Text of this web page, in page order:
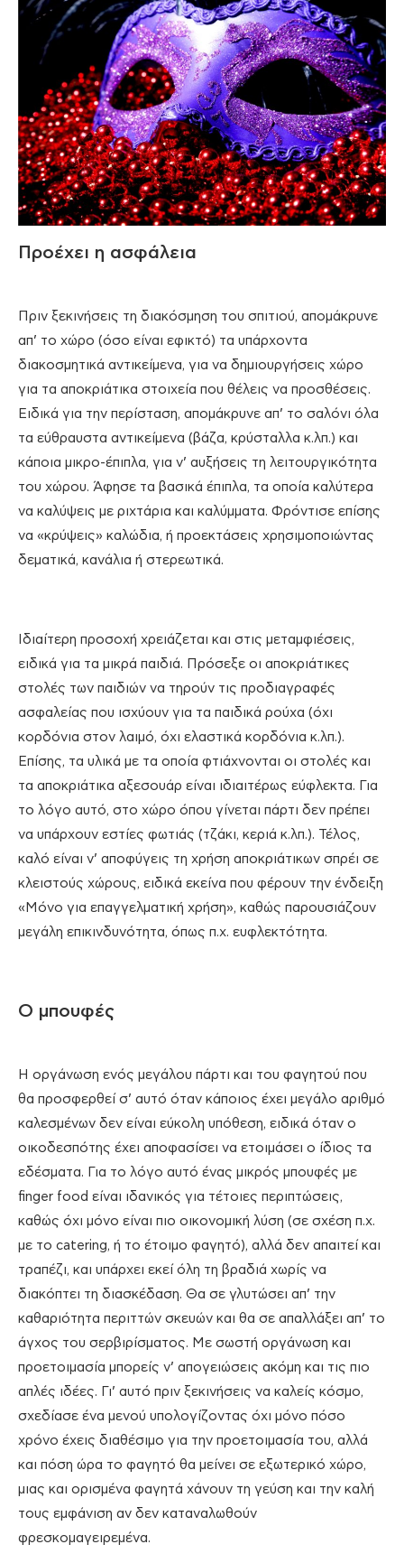
Προέχει η ασφάλεια
Πριν ξεκινήσεις τη διακόσμηση του σπιτιού, απομάκρυνε
απ’ το χώρο (όσο είναι εφικτό) τα υπάρχοντα
διακοσμητικά αντικείμενα, για να δημιουργήσεις χώρο
για τα αποκριάτικα στοιχεία που θέλεις να προσθέσεις.
Ειδικά για την περίσταση, απομάκρυνε απ’ το σαλόνι όλα
τα εύθραυστα αντικείμενα (βάζα, κρύσταλλα κ.λπ.) και
κάποια μικρο-έπιπλα, για ν’ αυξήσεις τη λειτουργικότητα
του χώρου. Άφησε τα βασικά έπιπλα, τα οποία καλύτερα
να καλύψεις με ριχτάρια και καλύμματα. Φρόντισε επίσης
να «κρύψεις» καλώδια, ή προεκτάσεις χρησιμοποιώντας
δεματικά, κανάλια ή στερεωτικά.
Ιδιαίτερη προσοχή χρειάζεται και στις μεταμφιέσεις,
ειδικά για τα μικρά παιδιά. Πρόσεξε οι αποκριάτικες
στολές των παιδιών να τηρούν τις προδιαγραφές
ασφαλείας που ισχύουν για τα παιδικά ρούχα (όχι
κορδόνια στον λαιμό, όχι ελαστικά κορδόνια κ.λπ.).
Επίσης, τα υλικά με τα οποία φτιάχνονται οι στολές και
τα αποκριάτικα αξεσουάρ είναι ιδιαιτέρως εύφλεκτα. Για
το λόγο αυτό, στο χώρο όπου γίνεται πάρτι δεν πρέπει
να υπάρχουν εστίες φωτιάς (τζάκι, κεριά κ.λπ.). Τέλος,
καλό είναι ν’ αποφύγεις τη χρήση αποκριάτικων σπρέι σε
κλειστούς χώρους, ειδικά εκείνα που φέρουν την ένδειξη
«Μόνο για επαγγελματική χρήση», καθώς παρουσιάζουν
μεγάλη επικινδυνότητα, όπως π.χ. ευφλεκτότητα.
Ο μπουφές
Η οργάνωση ενός μεγάλου πάρτι και του φαγητού που
θα προσφερθεί σ’ αυτό όταν κάποιος έχει μεγάλο αριθμό
καλεσμένων δεν είναι εύκολη υπόθεση, ειδικά όταν ο
οικοδεσπότης έχει αποφασίσει να ετοιμάσει ο ίδιος τα
εδέσματα. Για το λόγο αυτό ένας μικρός μπουφές με
finger food είναι ιδανικός για τέτοιες περιπτώσεις,
καθώς όχι μόνο είναι πιο οικονομική λύση (σε σχέση π.χ.
με το catering, ή το έτοιμο φαγητό), αλλά δεν απαιτεί και
τραπέζι, και υπάρχει εκεί όλη τη βραδιά χωρίς να
διακόπτει τη διασκέδαση. Θα σε γλυτώσει απ’ την
καθαριότητα περιττών σκευών και θα σε απαλλάξει απ’ το
άγχος του σερβιρίσματος. Με σωστή οργάνωση και
προετοιμασία μπορείς ν’ απογειώσεις ακόμη και τις πιο
απλές ιδέες. Γι’ αυτό πριν ξεκινήσεις να καλείς κόσμο,
σχεδίασε ένα μενού υπολογίζοντας όχι μόνο πόσο
χρόνο έχεις διαθέσιμο για την προετοιμασία του, αλλά
και πόση ώρα το φαγητό θα μείνει σε εξωτερικό χώρο,
μιας και ορισμένα φαγητά χάνουν τη γεύση και την καλή
τους εμφάνιση αν δεν καταναλωθούν
φρεσκομαγειρεμένα.